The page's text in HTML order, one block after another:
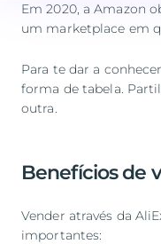
Em 2020, a Amazon
um marketplace em
Para te dar a
forma de tabela.
outra.
Benefícios de
Vender através da
importantes: